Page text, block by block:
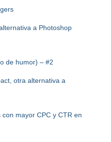
a Photoshop
de humor) – #2
otra alternativa a
mayor CPC y CTR en